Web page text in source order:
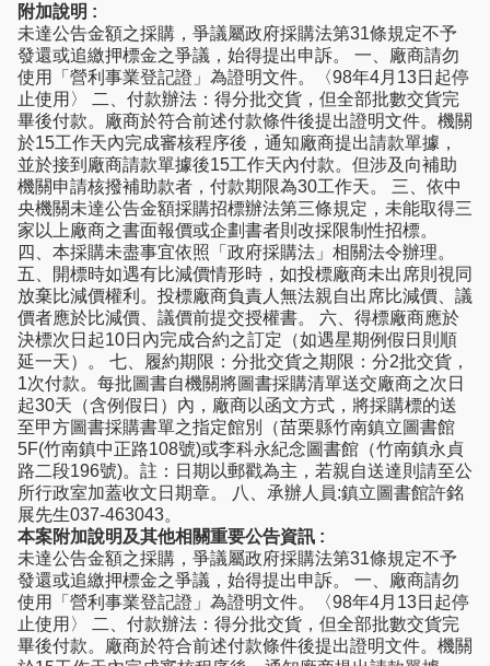
附加說明 :
未達公告金額之採購，爭議屬政府採購法第31條規定不予
發還或追繳押標金之爭議，始得提出申訴。 一、廠商請勿
使用「營利事業登記證」為證明文件。〈98年4月13日起停
止使用〉 二、付款辦法：得分批交貨，但全部批數交貨完
畢後付款。廠商於符合前述付款條件後提出證明文件。機關
於15工作天內完成審核程序後，通知廠商提出請款單據，
並於接到廠商請款單據後15工作天內付款。但涉及向補助
機關申請核撥補助款者，付款期限為30工作天。 三、依中
央機關未達公告金額採購招標辦法第三條規定，未能取得三
家以上廠商之書面報價或企劃書者則改採限制性招標。
四、本採購未盡事宜依照「政府採購法」相關法令辦理。
五、開標時如遇有比減價情形時，如投標廠商未出席則視同
放棄比減價權利。投標廠商負責人無法親自出席比減價、議
價者應於比減價、議價前提交授權書。 六、得標廠商應於
決標次日起10日內完成合約之訂定（如遇星期例假日則順
延一天）。 七、履約期限：分批交貨之期限：分2批交貨，
1次付款。每批圖書自機關將圖書採購清單送交廠商之次日
起30天（含例假日）內，廠商以函文方式，將採購標的送
至甲方圖書採購書單之指定館別（苗栗縣竹南鎮立圖書館
5F(竹南鎮中正路108號)或李科永紀念圖書館（竹南鎮永貞
路二段196號)。註：日期以郵戳為主，若親自送達則請至公
所行政室加蓋收文日期章。 八、承辦人員:鎮立圖書館許銘
展先生037-463043。
本案附加說明及其他相關重要公告資訊 :
未達公告金額之採購，爭議屬政府採購法第31條規定不予
發還或追繳押標金之爭議，始得提出申訴。 一、廠商請勿
使用「營利事業登記證」為證明文件。〈98年4月13日起停
止使用〉 二、付款辦法：得分批交貨，但全部批數交貨完
畢後付款。廠商於符合前述付款條件後提出證明文件。機關